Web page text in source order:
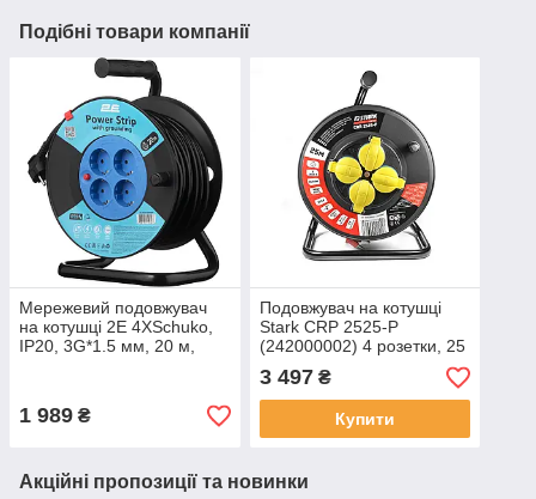
Подібні товари компанії
Мережевий подовжувач
на котушці 2E 4XSchuko,
ІР20, 3G*1.5 мм, 20 м,
1 989 ₴
Подовжувач на котушці
Stark CRP 2525-P
(242000002) 4 розетки, 25
м, чорно-червоний
3 497₴
Купити
Акційні пропозиції та новинки